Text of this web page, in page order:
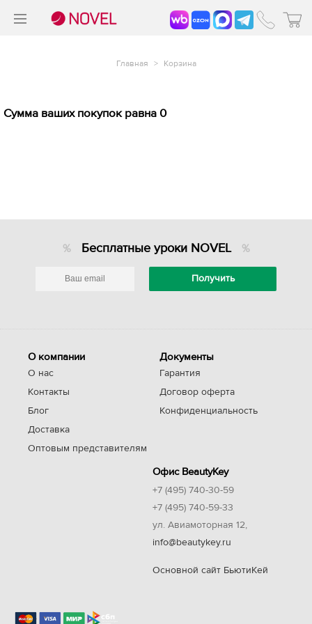
Главная > Корзина
Сумма ваших покупок равна 0
Бесплатные уроки NOVEL
О компании
О нас
Контакты
Блог
Доставка
Оптовым представителям
Документы
Гарантия
Договор оферта
Конфиденциальность
Офис BeautyKey
+7 (495) 740-30-59
+7 (495) 740-59-33
ул. Авиамоторная 12,
info@beautykey.ru
Основной сайт БьютиКей